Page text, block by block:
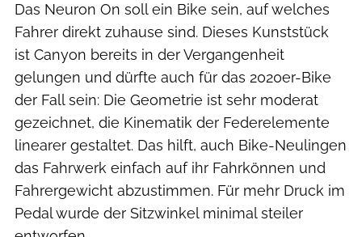
Das Neuron On soll ein Bike sein, auf welches
Fahrer direkt zuhause sind. Dieses Kunststück
ist Canyon bereits in der Vergangenheit
gelungen und dürfte auch für das 2020er-Bike
der Fall sein: Die Geometrie ist sehr moderat
gezeichnet, die Kinematik der Federelemente
linearer gestaltet. Das hilft, auch Bike-Neulingen
das Fahrwerk einfach auf ihr Fahrkönnen und
Fahrergewicht abzustimmen. Für mehr Druck im
Pedal wurde der Sitzwinkel minimal steiler